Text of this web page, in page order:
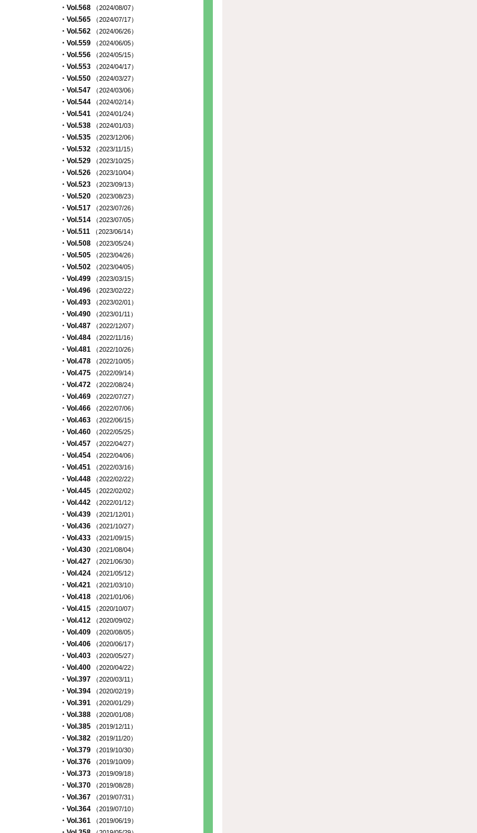
・Vol.568 （2024/08/07）
・Vol.565 （2024/07/17）
・Vol.562 （2024/06/26）
・Vol.559 （2024/06/05）
・Vol.556 （2024/05/15）
・Vol.553 （2024/04/17）
・Vol.550 （2024/03/27）
・Vol.547 （2024/03/06）
・Vol.544 （2024/02/14）
・Vol.541 （2024/01/24）
・Vol.538 （2024/01/03）
・Vol.535 （2023/12/06）
・Vol.532 （2023/11/15）
・Vol.529 （2023/10/25）
・Vol.526 （2023/10/04）
・Vol.523 （2023/09/13）
・Vol.520 （2023/08/23）
・Vol.517 （2023/07/26）
・Vol.514 （2023/07/05）
・Vol.511 （2023/06/14）
・Vol.508 （2023/05/24）
・Vol.505 （2023/04/26）
・Vol.502 （2023/04/05）
・Vol.499 （2023/03/15）
・Vol.496 （2023/02/22）
・Vol.493 （2023/02/01）
・Vol.490 （2023/01/11）
・Vol.487 （2022/12/07）
・Vol.484 （2022/11/16）
・Vol.481 （2022/10/26）
・Vol.478 （2022/10/05）
・Vol.475 （2022/09/14）
・Vol.472 （2022/08/24）
・Vol.469 （2022/07/27）
・Vol.466 （2022/07/06）
・Vol.463 （2022/06/15）
・Vol.460 （2022/05/25）
・Vol.457 （2022/04/27）
・Vol.454 （2022/04/06）
・Vol.451 （2022/03/16）
・Vol.448 （2022/02/22）
・Vol.445 （2022/02/02）
・Vol.442 （2022/01/12）
・Vol.439 （2021/12/01）
・Vol.436 （2021/10/27）
・Vol.433 （2021/09/15）
・Vol.430 （2021/08/04）
・Vol.427 （2021/06/30）
・Vol.424 （2021/05/12）
・Vol.421 （2021/03/10）
・Vol.418 （2021/01/06）
・Vol.415 （2020/10/07）
・Vol.412 （2020/09/02）
・Vol.409 （2020/08/05）
・Vol.406 （2020/06/17）
・Vol.403 （2020/05/27）
・Vol.400 （2020/04/22）
・Vol.397 （2020/03/11）
・Vol.394 （2020/02/19）
・Vol.391 （2020/01/29）
・Vol.388 （2020/01/08）
・Vol.385 （2019/12/11）
・Vol.382 （2019/11/20）
・Vol.379 （2019/10/30）
・Vol.376 （2019/10/09）
・Vol.373 （2019/09/18）
・Vol.370 （2019/08/28）
・Vol.367 （2019/07/31）
・Vol.364 （2019/07/10）
・Vol.361 （2019/06/19）